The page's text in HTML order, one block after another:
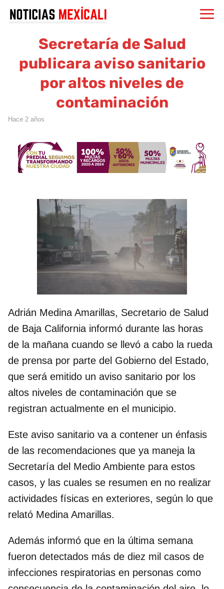
Secretaría de Salud
publicara aviso sanitario
por altos niveles de
contaminación
hace 2 años
Adrián Medina Amarillas, Secretario de Salud
de Baja California informó durante las horas
de la mañana cuando se llevó a cabo la rueda
de prensa por parte del Gobierno del Estado,
que será emitido un aviso sanitario por los
altos niveles de contaminación que se
registran actualmente en el municipio.
Este aviso sanitario va a contener un énfasis
de las recomendaciones que ya maneja la
Secretaría del Medio Ambiente para estos
casos, y las cuales se resumen en no realizar
actividades físicas en exteriores, según lo que
relató Medina Amarillas.
Además informó que en la última semana
fueron detectados más de diez mil casos de
infecciones respiratorias en personas como